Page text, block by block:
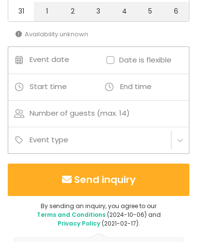
Additional information about services and facilities
Tilattavissa erillismaksusta myös tarjoilupalveluita,
tulostuspalveluita, konferenssipuhelinpalvelu ja
kannettava tietokone.
Technopoliksella vastuullisuus on huomioitu kaikessa
kierrätyksestä ja catering-palveluista älykkääseen
lämmitykseen ja valaistukseen.
31
1 2 3 4 5 6
Availability unknown
Event date Date is flexible
Start time End time
Number of guests (max. 14)
Event type
Send inquiry
By sending an inquiry, you agree to our
Terms and Conditions(2024-10-06) and
Privacy Policy(2021-02-17).